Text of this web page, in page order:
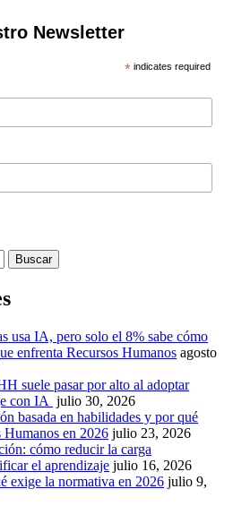
Newsletter
* indicates required
usa IA, pero solo el 8% sabe cómo
enfrenta Recursos Humanos agosto
suele pasar por alto al adoptar
con IA julio 30, 2026
basada en habilidades y por qué
Humanos en 2026 julio 23, 2026
cómo reducir la carga
el aprendizaje julio 16, 2026
exige la normativa en 2026 julio 9,